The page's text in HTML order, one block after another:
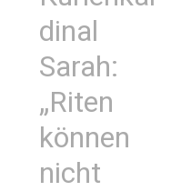
dinal
Sarah:
„Riten
können
nicht